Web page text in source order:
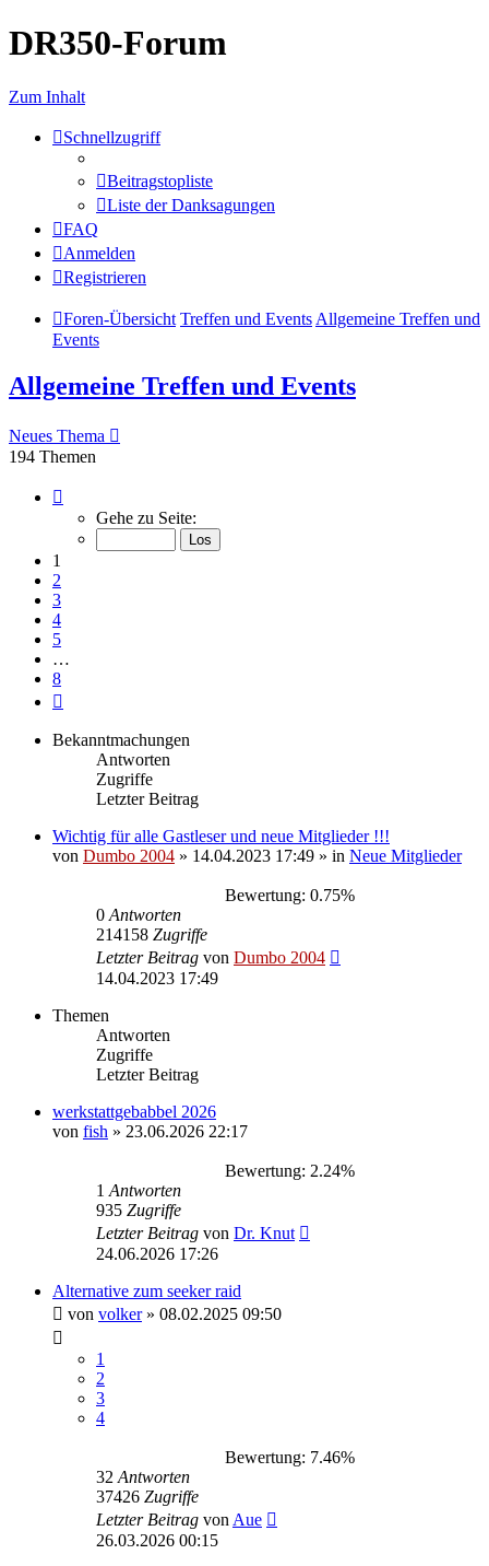
DR350-Forum
Zum Inhalt
Schnellzugriff
Beitragstopliste
Liste der Danksagungen
FAQ
Anmelden
Registrieren
Foren-Übersicht Treffen und Events Allgemeine Treffen und
Events
Allgemeine Treffen und Events
Neues Thema
194 Themen
von
Gehe zu Seite:
1
2
3
4
5
…
8
Bekanntmachungen
Antworten
Zugriffe
Letzter Beitrag
Wichtig für alle Gastleser und neue Mitglieder !!!
von Dumbo 2004 » 14.04.2023 17:49 » in Neue Mitglieder
Bewertung: 0.75%
0 Antworten
214158 Zugriffe
Letzter Beitrag von Dumbo 2004
14.04.2023 17:49
Themen
Antworten
Zugriffe
Letzter Beitrag
werkstattgebabbel 2026
von fish » 23.06.2026 22:17
Bewertung: 2.24%
1 Antworten
935 Zugriffe
Letzter Beitrag von Dr. Knut
24.06.2026 17:26
Alternative zum seeker raid
von volker» 08.02.2025 09:50
1
2
3
4
Bewertung: 7.46%
32 Antworten
37426 Zugriffe
Letzter Beitrag von Aue
26.03.2026 00:15